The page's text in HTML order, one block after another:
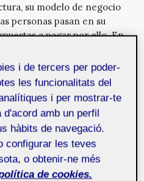
su modelo de negocio
personas pasan en su
a pagar por ello. En
nada más, en el
nos muestra solo la
el andén en el que
más información, ya que o
será más adelante.
en el diseño digital ha
mundo físico. Primero,
como la papelera o
i de tercers per poder-
les funcionalitats del
i per mostrar-te
amb un perfil
hàbits de navegació.
configurar les teves
o obtenir-ne més
de cookies.